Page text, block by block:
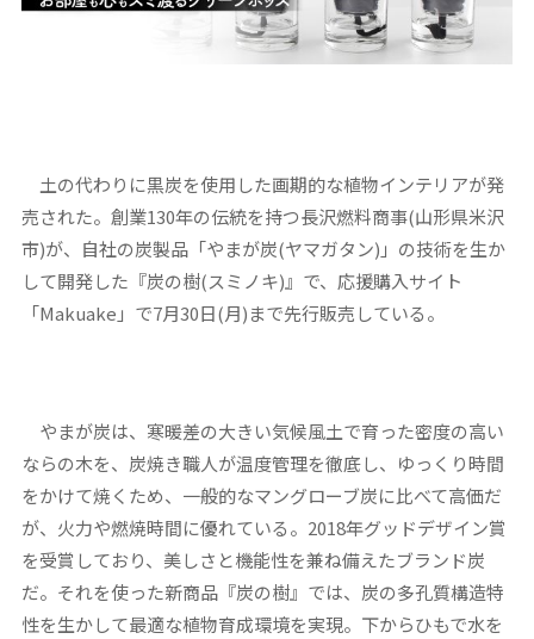
土の代わりに黒炭を使用した画期的な植物インテリアが発
売された。創業130年の伝統を持つ長沢燃料商事(山形県米沢
市)が、自社の炭製品「やまが炭(ヤマガタン)」の技術を生か
して開発した『炭の樹(スミノキ)』で、応援購入サイト
「Makuake」で7月30日(月)まで先行販売している。
やまが炭は、寒暖差の大きい気候風土で育った密度の高い
ならの木を、炭焼き職人が温度管理を徹底し、ゆっくり時間
をかけて焼くため、一般的なマングローブ炭に比べて高価だ
が、火力や燃焼時間に優れている。2018年グッドデザイン賞
を受賞しており、美しさと機能性を兼ね備えたブランド炭
だ。それを使った新商品『炭の樹』では、炭の多孔質構造特
性を生かして最適な植物育成環境を実現。下からひもで水を